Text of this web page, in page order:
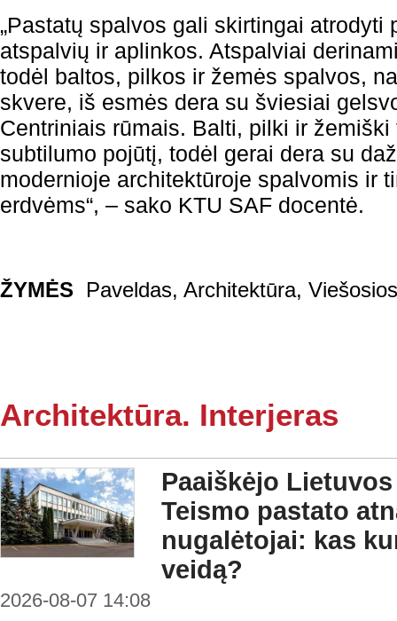
„Pastatų spalvos gali skirtingai atrodyti
atspalvių ir aplinkos. Atspalviai
todėl baltos, pilkos ir žemės spalvos,
skvere, iš esmės dera su šviesiai
Centriniais rūmais. Balti, pilki ir
subtilumo pojūtį, todėl gerai dera su
modernioje architektūroje spalvomis ir
erdvėms“, – sako KTU SAF docentė.
ŽYMĖS Paveldas, Architektūra,
Architektūra. Interjeras
Paaiškėjo
Teismo pastato
nugalėtojai: kas
veidą?
2026-08-07 14:08